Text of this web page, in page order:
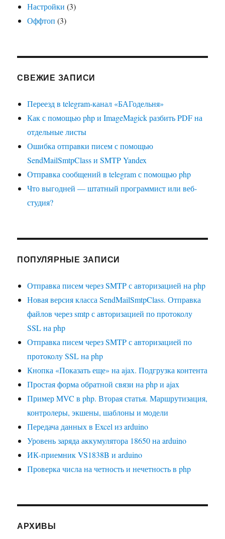
Настройки (3)
Оффтоп (3)
СВЕЖИЕ ЗАПИСИ
Переезд в telegram-канал «БАГодельня»
Как с помощью php и ImageMagick разбить PDF на
отдельные листы
Ошибка отправки писем с помощью
SendMailSmtpClass и SMTP Yandex
Отправка сообщений в telegram с помощью php
Что выгодней — штатный программист или веб-
студия?
ПОПУЛЯРНЫЕ ЗАПИСИ
Отправка писем через SMTP с авторизацией на php
Новая версия класса SendMailSmtpClass. Отправка
файлов через smtp с авторизацией по протоколу
SSL на php
Отправка писем через SMTP с авторизацией по
протоколу SSL на php
Кнопка «Показать еще» на ajax. Подгрузка контента
Простая форма обратной связи на php и ajax
Пример MVC в php. Вторая статья. Маршрутизация,
контролеры, экшены, шаблоны и модели
Передача данных в Excel из arduino
Уровень заряда аккумулятора 18650 на arduino
ИК-приемник VS1838B и arduino
Проверка числа на четность и нечетность в php
АРХИВЫ